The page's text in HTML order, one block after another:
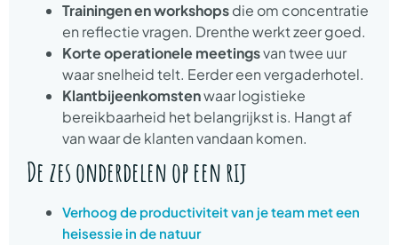
Trainingen en workshopsdie om concentratie
en reflectie vragen. Drenthe werkt zeer goed.
Korte operationele meetingsvan twee uur
waar snelheid telt. Eerder een vergaderhotel.
Klantbijeenkomstenwaar logistieke
bereikbaarheid het belangrijkst is. Hangt af
van waar de klanten vandaan komen.
De zes onderdelen op een rij
Verhoog de productiviteit van je team met een
heisessie in de natuur